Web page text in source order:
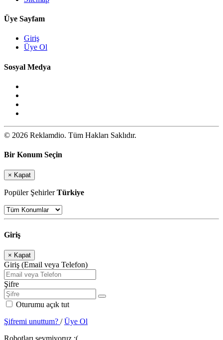
Üye Sayfam
Giriş
Üye Ol
Sosyal Medya
© 2026 Reklamdio. Tüm Hakları Saklıdır.
Bir Konum Seçin
× Kapat
Popüler ŞehirlerTürkiye
Giriş
× Kapat
Giriş (Email veya Telefon)
Şifre
Oturumu açık tut
Şifremi unuttum? /Üye Ol
Robotları sevmiyoruz :(